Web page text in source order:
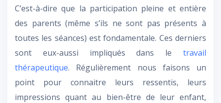
C’est-à-dire que la participation pleine et entière
des parents (même s’ils ne sont pas présents à
toutes les séances) est fondamentale. Ces derniers
sont eux-aussi impliqués dans le travail
thérapeutique. Régulièrement nous faisons un
point pour connaitre leurs ressentis, leurs
impressions quant au bien-être de leur enfant,